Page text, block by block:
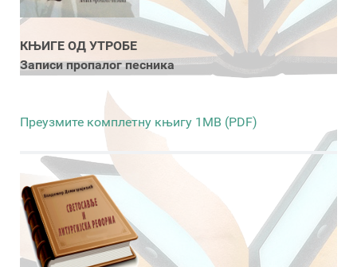
КЊИГЕ ОД УТРОБЕ
Записи пропалог песника
Преузмите комплетну књигу 1MB (PDF)